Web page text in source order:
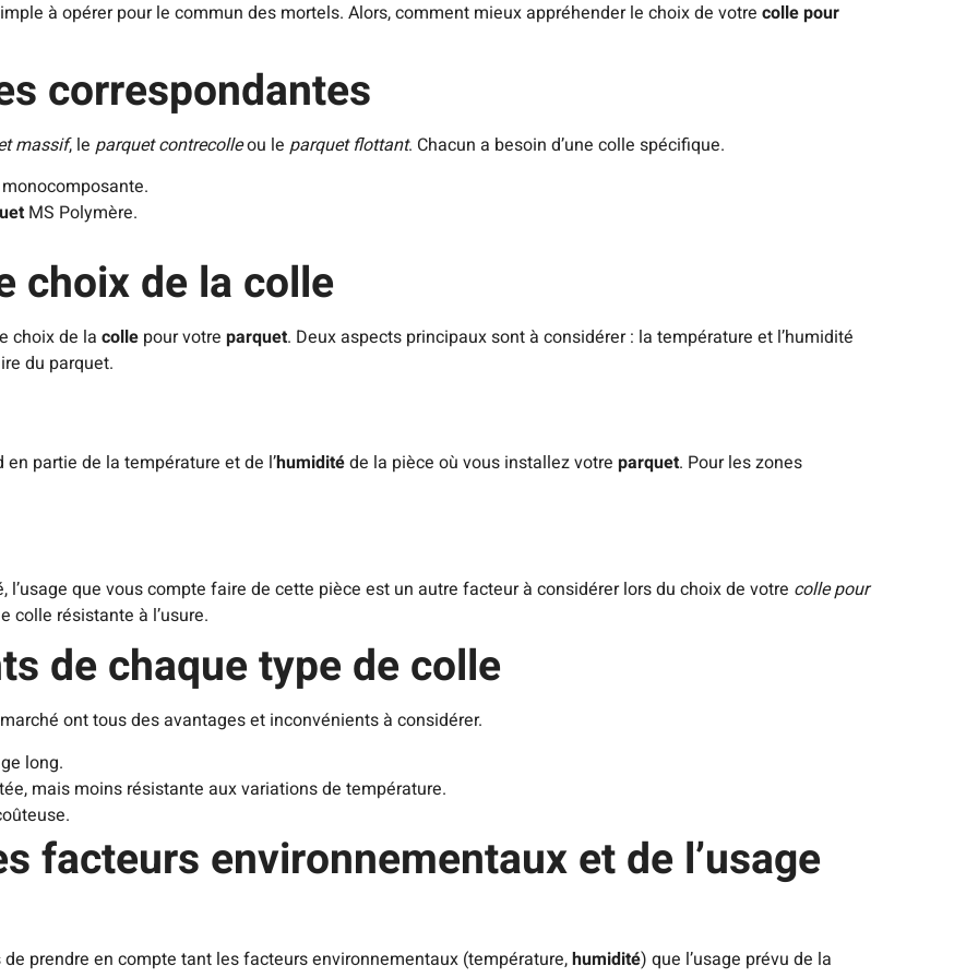
à opérer pour le commun des mortels. Alors, comment mieux appréhender le choix de votre colle pour
correspondantes
massif, le parquet contrecolleou le parquet flottant. Chacun a besoin d’une colle spécifique.
MS Polymère.
choix de la colle
choix de la colle pour votre parquet. Deux aspects principaux sont à considérer : la température et l’humidité
du parquet.
partie de la température et de l’humiditéde la pièce où vous installez votre parquet. Pour les zones
que vous compte faire de cette pièce est un autre facteur à considérer lors du choix de votre colle pour
colle résistante à l’usure.
de chaque type de colle
ont tous des avantages et inconvénients à considérer.
long.
mais moins résistante aux variations de température.
facteurs environnementaux et de l’usage
prendre en compte tant les facteurs environnementaux (température,humidité) que l’usage prévu de la